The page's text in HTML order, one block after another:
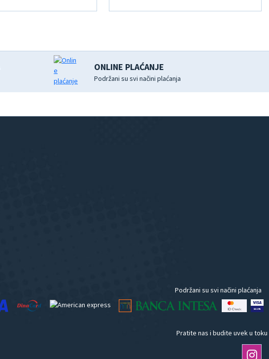
ONLINE PLAĆANJE
Podržani su svi načini plaćanja
Podržani su svi načini plaćanja
Pratite nas i budite uvek u toku